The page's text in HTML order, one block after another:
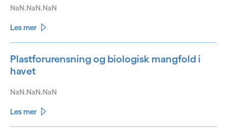
NaN.NaN.NaN
Les mer
Plastforurensning og biologisk mangfold i
havet
NaN.NaN.NaN
Les mer